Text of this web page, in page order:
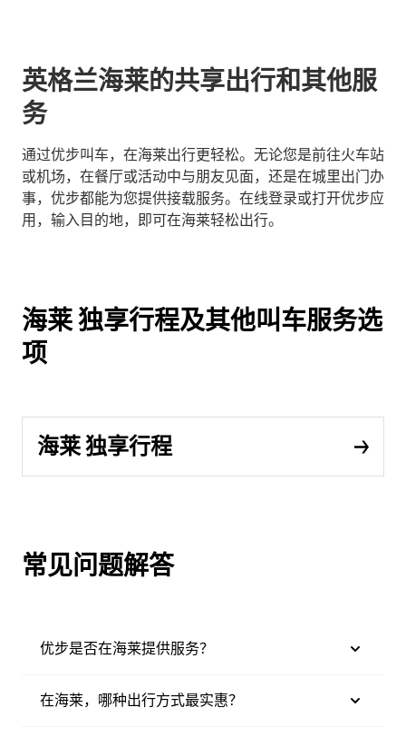
英格兰海莱的共享出行和其他服
务
通过优步叫车，在海莱出行更轻松。无论您是前往火车站
或机场，在餐厅或活动中与朋友见面，还是在城里出门办
事，优步都能为您提供接载服务。在线登录或打开优步应
用，输入目的地，即可在海莱轻松出行。
海莱 独享行程及其他叫车服务选
项
海莱 独享行程
常见问题解答
优步是否在海莱提供服务？
在海莱，哪种出行方式最实惠？